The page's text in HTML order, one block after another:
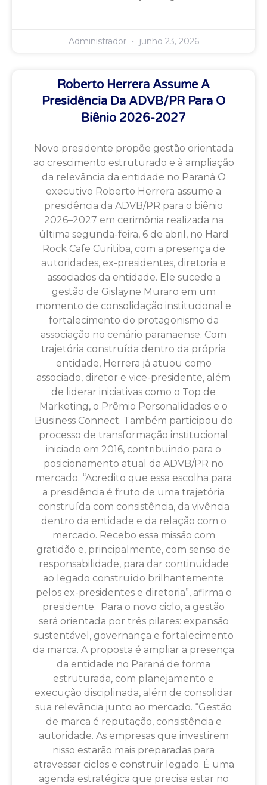
Administrador junho 23, 2026
Roberto Herrera Assume A
Presidência Da ADVB/PR Para O
Biênio 2026-2027
Novo presidente propõe gestão orientada
ao crescimento estruturado e à ampliação
da relevância da entidade no Paraná O
executivo Roberto Herrera assume a
presidência da ADVB/PR para o biênio
2026–2027 em cerimônia realizada na
última segunda-feira, 6 de abril, no Hard
Rock Cafe Curitiba, com a presença de
autoridades, ex-presidentes, diretoria e
associados da entidade. Ele sucede a
gestão de Gislayne Muraro em um
momento de consolidação institucional e
fortalecimento do protagonismo da
associação no cenário paranaense. Com
trajetória construída dentro da própria
entidade, Herrera já atuou como
associado, diretor e vice-presidente, além
de liderar iniciativas como o Top de
Marketing, o Prêmio Personalidades e o
Business Connect. Também participou do
processo de transformação institucional
iniciado em 2016, contribuindo para o
posicionamento atual da ADVB/PR no
mercado. “Acredito que essa escolha para
a presidência é fruto de uma trajetória
construída com consistência, da vivência
dentro da entidade e da relação com o
mercado. Recebo essa missão com
gratidão e, principalmente, com senso de
responsabilidade, para dar continuidade
ao legado construído brilhantemente
pelos ex-presidentes e diretoria”, afirma o
presidente. Para o novo ciclo, a gestão
será orientada por três pilares: expansão
sustentável, governança e fortalecimento
da marca. A proposta é ampliar a presença
da entidade no Paraná de forma
estruturada, com planejamento e
execução disciplinada, além de consolidar
sua relevância junto ao mercado. “Gestão
de marca é reputação, consistência e
autoridade. As empresas que investirem
nisso estarão mais preparadas para
atravessar ciclos e construir legado. É uma
agenda estratégica que precisa estar no